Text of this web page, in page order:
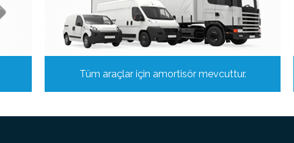
Tüm araçlar için amortisör mevcuttur.